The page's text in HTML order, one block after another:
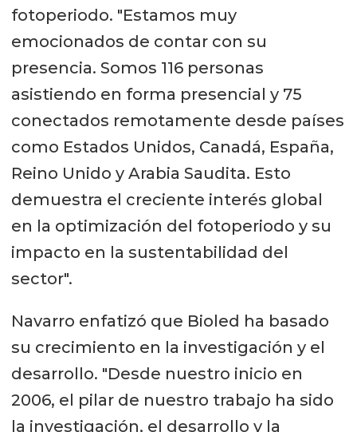
fotoperiodo. "Estamos muy
emocionados de contar con su
presencia. Somos 116 personas
asistiendo en forma presencial y 75
conectados remotamente desde países
como Estados Unidos, Canadá, España,
Reino Unido y Arabia Saudita. Esto
demuestra el creciente interés global
en la optimización del fotoperiodo y su
impacto en la sustentabilidad del
sector".
Navarro enfatizó que Bioled ha basado
su crecimiento en la investigación y el
desarrollo. "Desde nuestro inicio en
2006, el pilar de nuestro trabajo ha sido
la investigación, el desarrollo y la